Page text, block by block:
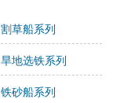
割草船系列
旱地选铁系列
铁砂船系列